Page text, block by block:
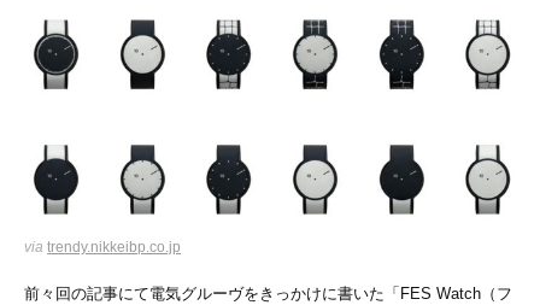
via trendy.nikkeibp.co.jp
前々回の記事にて電気グルーヴをきっかけに書いた「FES Watch（フ